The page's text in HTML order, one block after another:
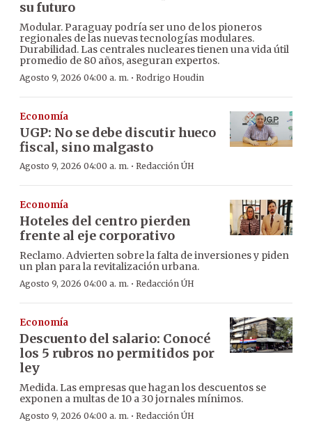
su futuro
Modular. Paraguay podría ser uno de los pioneros
regionales de las nuevas tecnologías modulares.
Durabilidad. Las centrales nucleares tienen una vida útil
promedio de 80 años, aseguran expertos.
Agosto 9, 2026 04:00 a. m. · Rodrigo Houdin
Economía
UGP: No se debe discutir hueco
fiscal, sino malgasto
Agosto 9, 2026 04:00 a. m. · Redacción ÚH
Economía
Hoteles del centro pierden
frente al eje corporativo
Reclamo. Advierten sobre la falta de inversiones y piden
un plan para la revitalización urbana.
Agosto 9, 2026 04:00 a. m. · Redacción ÚH
Economía
Descuento del salario: Conocé
los 5 rubros no permitidos por
ley
Medida. Las empresas que hagan los descuentos se
exponen a multas de 10 a 30 jornales mínimos.
Agosto 9, 2026 04:00 a. m. · Redacción ÚH